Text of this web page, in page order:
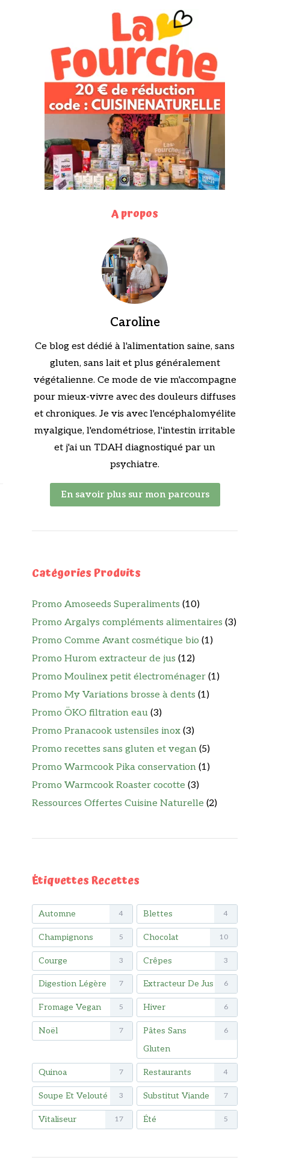
A propos
Caroline
Ce blog est dédié à l'alimentation saine, sans
gluten, sans lait et plus généralement
végétalienne. Ce mode de vie m'accompagne
pour mieux-vivre avec des douleurs diffuses
et chroniques. Je vis avec l'encéphalomyélite
myalgique, l'endométriose, l'intestin irritable
et j'ai un TDAH diagnostiqué par un
psychiatre.
En savoir plus sur mon parcours
Catégories Produits
Promo Amoseeds Superaliments (10)
Promo Argalys compléments alimentaires (3)
Promo Comme Avant cosmétique bio (1)
Promo Hurom extracteur de jus (12)
Promo Moulinex petit électroménager (1)
Promo My Variations brosse à dents (1)
Promo ÖKO filtration eau (3)
Promo Pranacook ustensiles inox (3)
Promo recettes sans gluten et vegan (5)
Promo Warmcook Pika conservation (1)
Promo Warmcook Roaster cocotte (3)
Ressources Offertes Cuisine Naturelle (2)
Étiquettes Recettes
Automne 4 Blettes 4
Champignons 5 Chocolat 10
Courge 3 Crêpes 3
Digestion Légère 7 Extracteur De Jus 6
Fromage Vegan 5 Hiver 6
Noël 7
Pâtes Sans
Gluten
6
Quinoa 7 Restaurants 4
Soupe Et Velouté 3 Substitut Viande 7
Vitaliseur 17 Été 5